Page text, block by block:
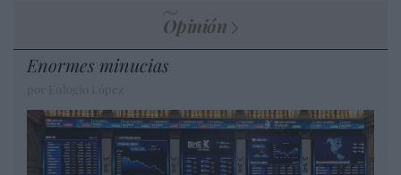
Opinión
Enormes minucias